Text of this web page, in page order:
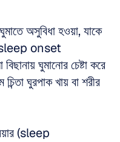
অসুবিধা হওয়া, যাকে
(sleep onset
ঘুমানোর চেষ্টা করে
ঘুরপাক খায় বা শরীর
(sleep